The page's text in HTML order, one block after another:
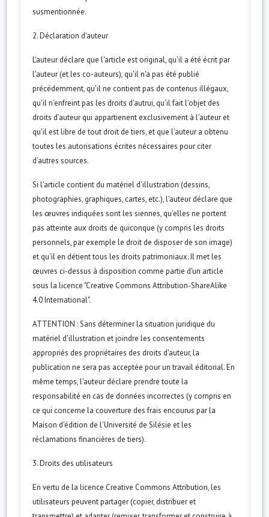
susmentionnée.
2. Déclaration d'auteur
L'auteur déclare que l'article est original, qu'il a été écrit par
l'auteur (et les co-auteurs), qu'il n'a pas été publié
précédemment, qu'il ne contient pas de contenus illégaux,
qu'il n'enfreint pas les droits d'autrui, qu'il fait l'objet des
droits d’auteur qui appartienent exclusivement à l'auteur et
qu'il est libre de tout droit de tiers, et que l'auteur a obtenu
toutes les autorisations écrites nécessaires pour citer
d'autres sources.
Si l'article contient du matériel d'illustration (dessins,
photographies, graphiques, cartes, etc.), l'auteur déclare que
les œuvres indiquées sont les siennes, qu'elles ne portent
pas atteinte aux droits de quiconque (y compris les droits
personnels, par exemple le droit de disposer de son image)
et qu'il en détient tous les droits patrimoniaux. Il met les
œuvres ci-dessus à disposition comme partie d'un article
sous la licence "Creative Commons Attribution-ShareAlike
4.0 International".
ATTENTION : Sans déterminer la situation juridique du
matériel d'illustration et joindre les consentements
appropriés des propriétaires des droits d'auteur, la
publication ne sera pas acceptée pour un travail éditorial. En
même temps, l'auteur déclare prendre toute la
responsabilité en cas de données incorrectes (y compris en
ce qui concerne la couverture des frais encourus par la
Maison d'édition de l'Université de Silésie et les
réclamations financières de tiers).
3. Droits des utilisateurs
En vertu de la licence Creative Commons Attribution, les
utilisateurs peuvent partager (copier, distribuer et